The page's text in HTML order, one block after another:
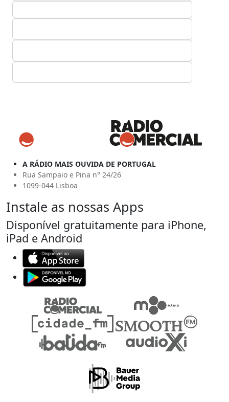
A RÁDIO MAIS OUVIDA DE PORTUGAL
Rua Sampaio e Pina n° 24/26
1099-044 Lisboa
Instale as nossas Apps
Disponível gratuitamente para iPhone,
iPad e Android